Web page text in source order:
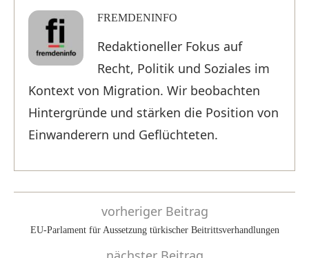
FREMDENINFO
Redaktioneller Fokus auf
Recht, Politik und Soziales im
Kontext von Migration. Wir beobachten
Hintergründe und stärken die Position von
Einwanderern und Geflüchteten.
vorheriger Beitrag
EU-Parlament für Aussetzung türkischer Beitrittsverhandlungen